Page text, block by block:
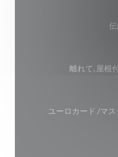
離れて, 屋根
ユーロカード /マ